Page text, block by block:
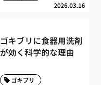
2026.03.16
ゴキブリに食器用洗剤
が効く科学的な理由
ゴキブリ